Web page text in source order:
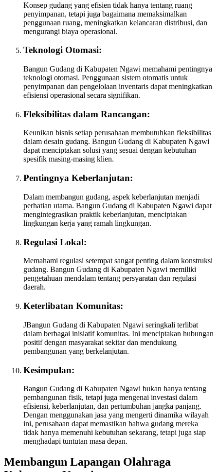
Konsep gudang yang efisien tidak hanya tentang ruang
penyimpanan, tetapi juga bagaimana memaksimalkan
penggunaan ruang, meningkatkan kelancaran distribusi, dan
mengurangi biaya operasional.
Teknologi Otomasi:
Bangun Gudang di Kabupaten Ngawi memahami pentingnya
teknologi otomasi. Penggunaan sistem otomatis untuk
penyimpanan dan pengelolaan inventaris dapat meningkatkan
efisiensi operasional secara signifikan.
Fleksibilitas dalam Rancangan:
Keunikan bisnis setiap perusahaan membutuhkan fleksibilitas
dalam desain gudang. Bangun Gudang di Kabupaten Ngawi
dapat menciptakan solusi yang sesuai dengan kebutuhan
spesifik masing-masing klien.
Pentingnya Keberlanjutan:
Dalam membangun gudang, aspek keberlanjutan menjadi
perhatian utama. Bangun Gudang di Kabupaten Ngawi dapat
mengintegrasikan praktik keberlanjutan, menciptakan
lingkungan kerja yang ramah lingkungan.
Regulasi Lokal:
Memahami regulasi setempat sangat penting dalam konstruksi
gudang. Bangun Gudang di Kabupaten Ngawi memiliki
pengetahuan mendalam tentang persyaratan dan regulasi
daerah.
Keterlibatan Komunitas:
JBangun Gudang di Kabupaten Ngawi seringkali terlibat
dalam berbagai inisiatif komunitas. Ini menciptakan hubungan
positif dengan masyarakat sekitar dan mendukung
pembangunan yang berkelanjutan.
Kesimpulan:
Bangun Gudang di Kabupaten Ngawi bukan hanya tentang
pembangunan fisik, tetapi juga mengenai investasi dalam
efisiensi, keberlanjutan, dan pertumbuhan jangka panjang.
Dengan menggunakan jasa yang mengerti dinamika wilayah
ini, perusahaan dapat memastikan bahwa gudang mereka
tidak hanya memenuhi kebutuhan sekarang, tetapi juga siap
menghadapi tuntutan masa depan.
Membangun Lapangan Olahraga